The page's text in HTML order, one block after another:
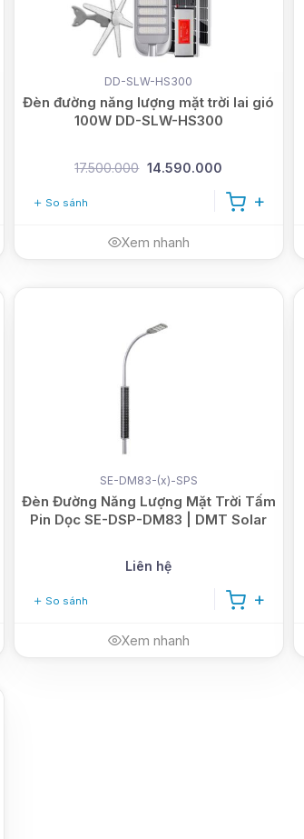
DD-SLW-HS300
Đèn đường năng lượng mặt trời lai gió
100W DD-SLW-HS300
17.500.000 14.590.000
So sánh
Xem nhanh
SE-DM83-(x)-SPS
Đèn Đường Năng Lượng Mặt Trời Tấm
Pin Dọc SE-DSP-DM83 | DMT Solar
Liên hệ
So sánh
Xem nhanh